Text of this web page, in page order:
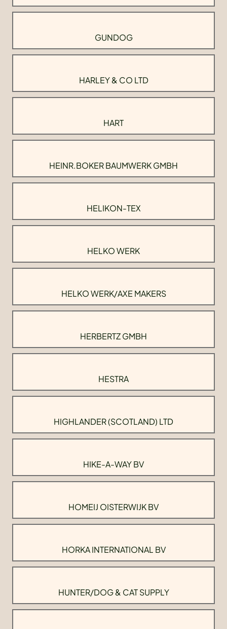
GUNDOG
HARLEY & CO LTD
HART
HEINR.BOKER BAUMWERK GMBH
HELIKON-TEX
HELKO WERK
HELKO WERK/AXE MAKERS
HERBERTZ GMBH
HESTRA
HIGHLANDER (SCOTLAND) LTD
HIKE-A-WAY BV
HOMEIJ OISTERWIJK BV
HORKA INTERNATIONAL BV
HUNTER/DOG & CAT SUPPLY